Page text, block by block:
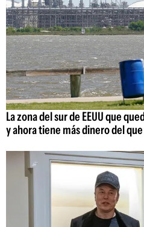
La zona del sur de EEUU que
y ahora tiene más dinero del